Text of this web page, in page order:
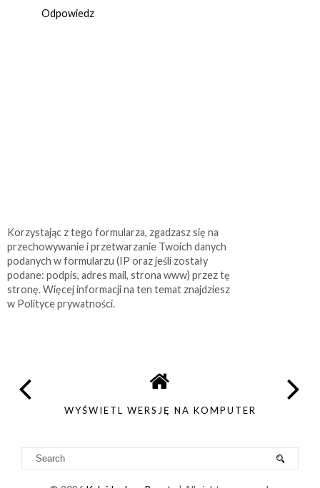
Odpowiedz
Korzystając z tego formularza, zgadzasz się na
przechowywanie i przetwarzanie Twoich danych
podanych w formularzu (IP oraz jeśli zostały
podane: podpis, adres mail, strona www) przez tę
stronę. Więcej informacji na ten temat znajdziesz
w Polityce prywatności.
WYŚWIETL WERSJĘ NA KOMPUTER